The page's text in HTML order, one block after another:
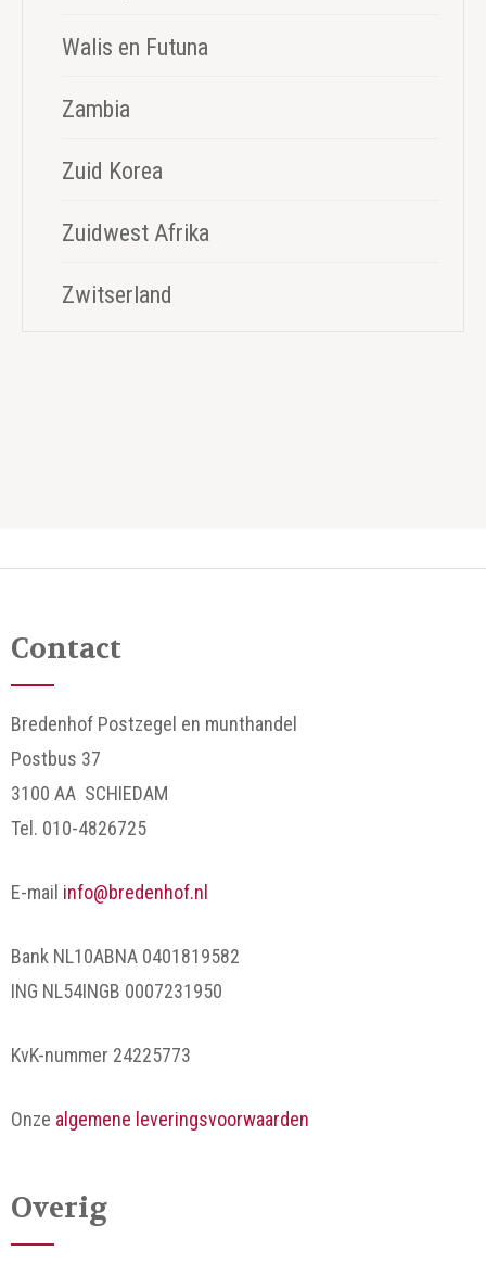
Walis en Futuna
Zambia
Zuid Korea
Zuidwest Afrika
Zwitserland
Contact
Bredenhof Postzegel en munthandel
Postbus 37
3100 AA SCHIEDAM
Tel. 010-4826725
E-mail info@bredenhof.nl
Bank NL10ABNA 0401819582
ING NL54INGB 0007231950
KvK-nummer 24225773
Onze algemene leveringsvoorwaarden
Overig